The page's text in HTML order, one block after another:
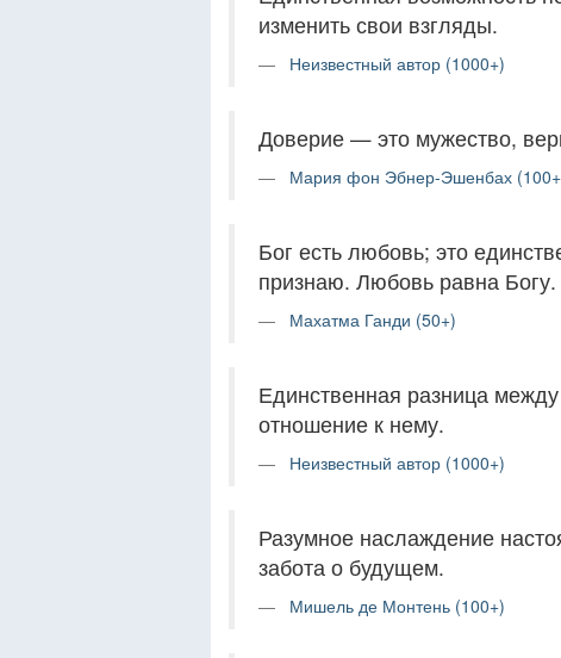
изменить свои взгляды.
Неизвестный автор (1000+)
Доверие — это мужество,
Мария фон Эбнер-Эшенбах
Бог есть любовь; это
признаю. Любовь равна Богу.
Махатма Ганди (50+)
Единственная разница
отношение к нему.
Неизвестный автор (1000+)
Разумное наслаждение
забота о будущем.
Мишель де Монтень (100+)